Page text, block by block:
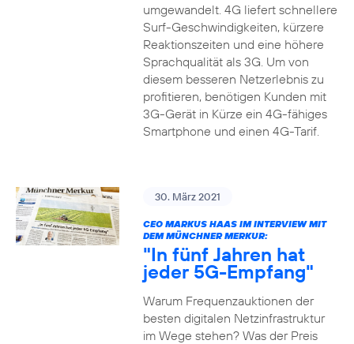
umgewandelt. 4G liefert schnellere
Surf-Geschwindigkeiten, kürzere
Reaktionszeiten und eine höhere
Sprachqualität als 3G. Um von
diesem besseren Netzerlebnis zu
profitieren, benötigen Kunden mit
3G-Gerät in Kürze ein 4G-fähiges
Smartphone und einen 4G-Tarif.
30. März 2021
CEO MARKUS HAAS IM INTERVIEW MIT
DEM MÜNCHNER MERKUR:
"In fünf Jahren hat
jeder 5G-Empfang"
Warum Frequenzauktionen der
besten digitalen Netzinfrastruktur
im Wege stehen? Was der Preis